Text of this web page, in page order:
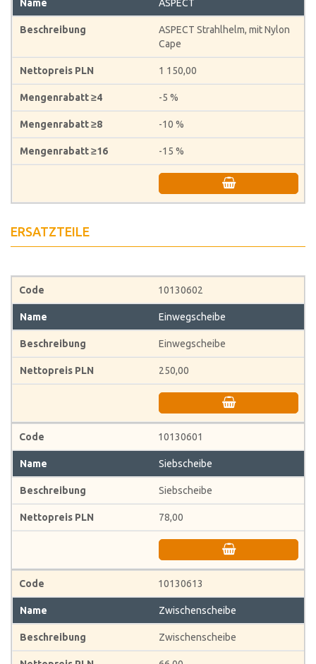
ASPECT
ASPECT Strahlhelm, mit Nylon
Cape
1 150,00
-5 %
-10 %
-15 %
ERSATZTEILE
10130602
Einwegscheibe
Einwegscheibe
250,00
10130601
Siebscheibe
Siebscheibe
78,00
10130613
Zwischenscheibe
Zwischenscheibe